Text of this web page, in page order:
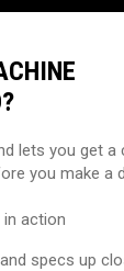
lets you get a
you make a
in action
specs up